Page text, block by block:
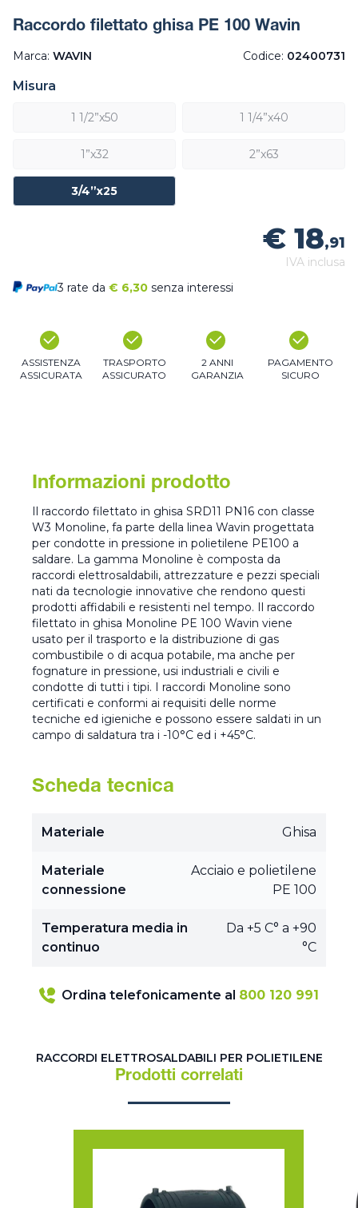
Raccordo filettato ghisa PE 100 Wavin
Marca: WAVIN Codice: 02400731
Misura
1 1/2”x50 1 1/4”x40
1”x32 2”x63
3/4”x25
€ 18,91
IVA inclusa
3 rate da € 6,30 senza interessi
ASSISTENZA
ASSICURATA
TRASPORTO
ASSICURATO
2 ANNI
GARANZIA
PAGAMENTO
SICURO
Informazioni prodotto
Il raccordo filettato in ghisa SRD11 PN16 con classe
W3 Monoline, fa parte della linea Wavin progettata
per condotte in pressione in polietilene PE100 a
saldare. La gamma Monoline è composta da
raccordi elettrosaldabili, attrezzature e pezzi speciali
nati da tecnologie innovative che rendono questi
prodotti affidabili e resistenti nel tempo. Il raccordo
filettato in ghisa Monoline PE 100 Wavin viene
usato per il trasporto e la distribuzione di gas
combustibile o di acqua potabile, ma anche per
fognature in pressione, usi industriali e civili e
condotte di tutti i tipi. I raccordi Monoline sono
certificati e conformi ai requisiti delle norme
tecniche ed igieniche e possono essere saldati in un
campo di saldatura tra i -10°C ed i +45°C.
Scheda tecnica
Materiale Ghisa
Materiale
connessione
Acciaio e polietilene
PE 100
Temperatura media in
continuo
Da +5 C° a +90
°C
Ordina telefonicamente al 800 120 991
RACCORDI ELETTROSALDABILI PER POLIETILENE
Prodotti correlati